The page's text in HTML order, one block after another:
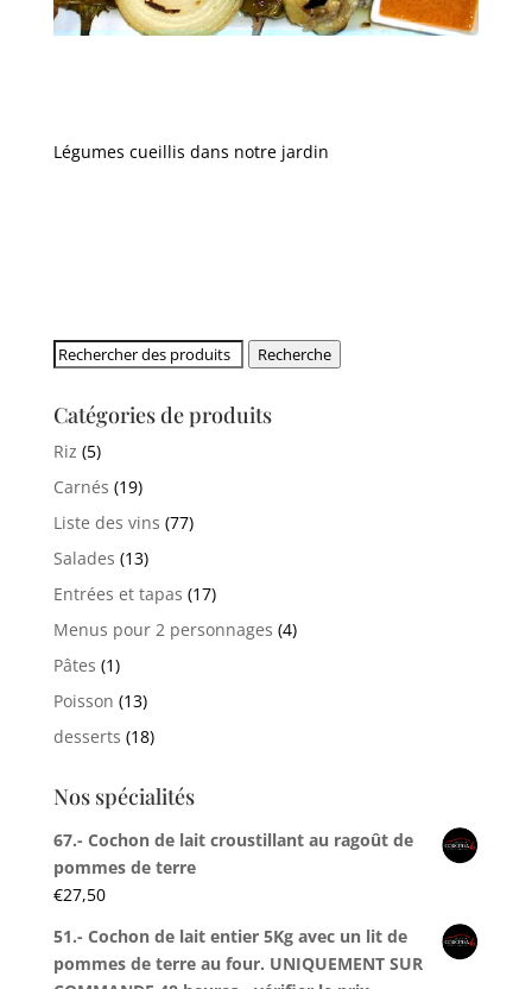
Légumes cueillis dans notre jardin
Rechercher: Recherche
Catégories de produits
Riz (5)
Carnés (19)
Liste des vins (77)
Salades (13)
Entrées et tapas (17)
Menus pour 2 personnages (4)
Pâtes (1)
Poisson (13)
desserts (18)
Nos spécialités
67.- Cochon de lait croustillant au ragoût de
pommes de terre
€27,50
51.- Cochon de lait entier 5Kg avec un lit de
pommes de terre au four. UNIQUEMENT SUR